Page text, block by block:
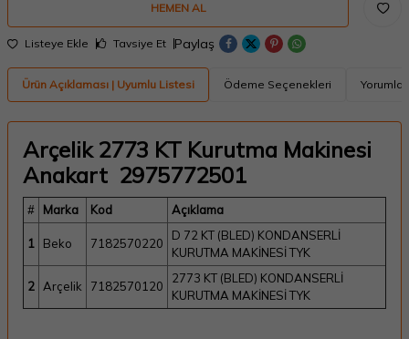
HEMEN AL
Listeye Ekle Tavsiye Et Paylaş
Ürün Açıklaması | Uyumlu Listesi Ödeme Seçenekleri Yorumlar
Arçelik 2773 KT Kurutma Makinesi
Anakart 2975772501
# Marka Kod Açıklama
1 Beko 7182570220
D 72 KT (BLED) KONDANSERLİ
KURUTMA MAKİNESİ TYK
2 Arçelik 7182570120
2773 KT (BLED) KONDANSERLİ
KURUTMA MAKİNESİ TYK